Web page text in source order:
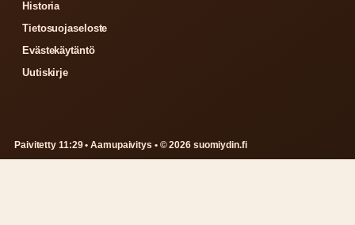
Historia
Tietosuojaseloste
Evästekäytäntö
Uutiskirje
Paivitetty 11:29 • Aamupaivitys • © 2026 suomiydin.fi